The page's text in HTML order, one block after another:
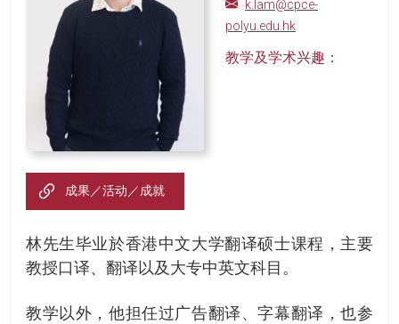
k.lam@cpce-
polyu.edu.hk
教学及学术兴趣：
成果／活动／成就
林先生毕业於香港中文大学翻译硕士课程，主要
教授口译、翻译以及大专中英文科目。
教学以外，他担任过广告翻译、字幕翻译，也参